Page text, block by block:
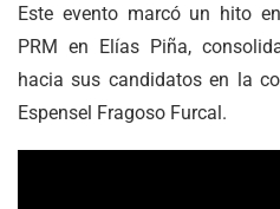
Este evento marcó un hito
PRM en Elías Piña,
hacia sus candidatos en la
Espensel Fragoso Furcal.